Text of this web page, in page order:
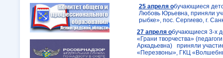
25 апреля обучающиеся
Любовь Юрьевна, приняли
рыбке», пос. Сергиево, г.
27 апреля обучающиеся 3-х
«Грани творчества»
Аркадьевна) приняли
«Перезвоны», ГКЦ